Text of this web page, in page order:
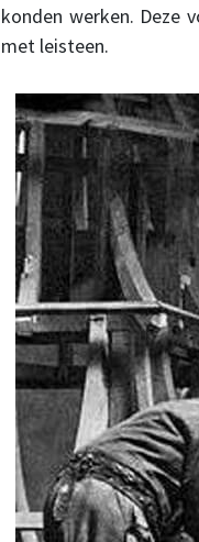
konden werken. Deze
met leisteen.